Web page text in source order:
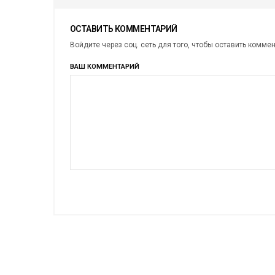
ОСТАВИТЬ КОММЕНТАРИЙ
Войдите через соц. сеть для того, чтобы оставить
ВАШ КОММЕНТАРИЙ